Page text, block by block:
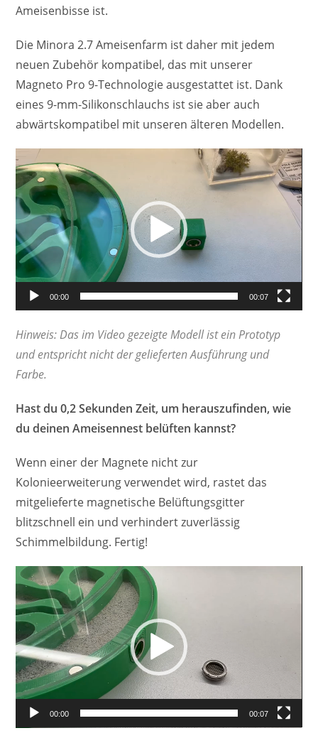
Ameisenbisse ist.
Die Minora 2.7 Ameisenfarm ist daher mit jedem
neuen Zubehör kompatibel, das mit unserer
Magneto Pro 9-Technologie ausgestattet ist. Dank
eines 9-mm-Silikonschlauchs ist sie aber auch
abwärtskompatibel mit unseren älteren Modellen.
Lecteur
vidéo
00:00 00:07
Hinweis: Das im Video gezeigte Modell ist ein Prototyp
und entspricht nicht der gelieferten Ausführung und
Farbe.
Hast du 0,2 Sekunden Zeit, um herauszufinden, wie
du deinen Ameisennest belüften kannst?
Wenn einer der Magnete nicht zur
Kolonieerweiterung verwendet wird, rastet das
mitgelieferte magnetische Belüftungsgitter
blitzschnell ein und verhindert zuverlässig
Schimmelbildung. Fertig!
Lecteur
vidéo
00:00 00:07